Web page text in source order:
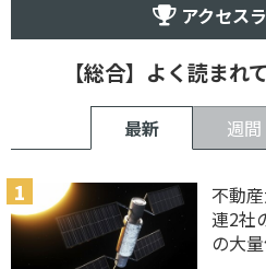
アクセス
【総合】よく読まれ
最新 週間
不動
連2社
の大